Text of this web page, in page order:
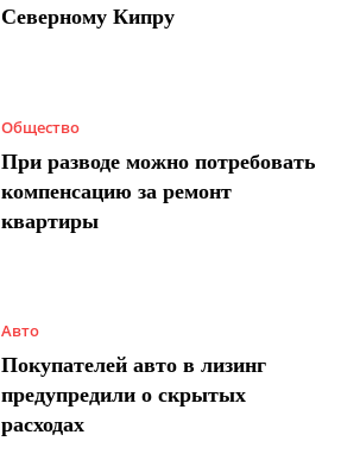
Северному Кипру
Общество
При разводе можно потребовать
компенсацию за ремонт
квартиры
Авто
Покупателей авто в лизинг
предупредили о скрытых
расходах